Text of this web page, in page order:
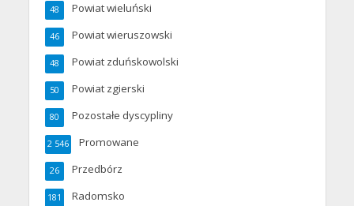
Powiat wieluński
48
Powiat wieruszowski
46
Powiat zduńskowolski
48
Powiat zgierski
50
Pozostałe dyscypliny
80
Promowane
2 546
Przedbórz
26
Radomsko
181